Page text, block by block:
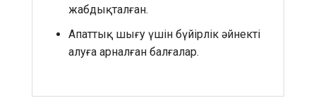
жабдықталған.
Апаттық шығу үшін бүйірлік әйнекті
алуға арналған балғалар.